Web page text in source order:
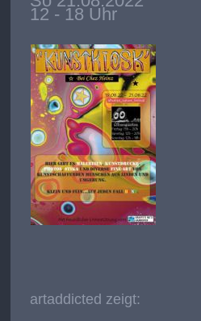
12 - 18 Uhr
artaddicted zeigt: